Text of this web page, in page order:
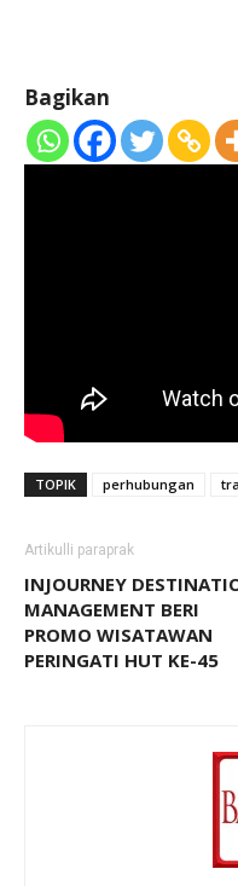
Bagikan
TOPIK perhubungan
Artikulli paraprak
INJOURNEY
MANAGEMENT BERI
PROMO WISATAWAN
PERINGATI HUT KE-45